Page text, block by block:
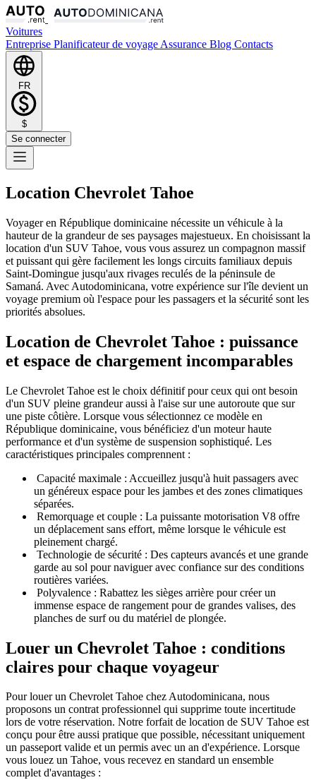
Voitures
Entreprise Planificateur de voyage Assurance Blog Contacts
FR
$
Se connecter
Location Chevrolet Tahoe
Voyager en République dominicaine nécessite un véhicule à la
hauteur de la grandeur de ses paysages majestueux. En choisissant la
location d'un SUV Tahoe, vous vous assurez un compagnon massif
et puissant qui gère facilement les longs circuits familiaux depuis
Saint-Domingue jusqu'aux rivages reculés de la péninsule de
Samaná. Avec Autodominicana, votre expérience sur l'île devient un
voyage premium où l'espace pour les passagers et la sécurité sont les
priorités absolues.
Location de Chevrolet Tahoe : puissance
et espace de chargement incomparables
Le Chevrolet Tahoe est le choix définitif pour ceux qui ont besoin
d'un SUV pleine grandeur aussi à l'aise sur une autoroute que sur
une piste côtière. Lorsque vous sélectionnez ce modèle en
République dominicaine, vous bénéficiez d'un moteur haute
performance et d'un système de suspension sophistiqué. Les
caractéristiques principales comprennent :
Capacité maximale : Accueillez jusqu'à huit passagers avec
un généreux espace pour les jambes et des zones climatiques
séparées.
Remorquage et couple : La puissante motorisation V8 offre
un déplacement sans effort, même lorsque le véhicule est
pleinement chargé.
Technologie de sécurité : Des capteurs avancés et une grande
garde au sol pour naviguer avec confiance sur des conditions
routières variées.
Polyvalence : Rabattez les sièges arrière pour créer un
immense espace de rangement pour de grandes valises, des
planches de surf ou du matériel de plongée.
Louer un Chevrolet Tahoe : conditions
claires pour chaque voyageur
Pour louer un Chevrolet Tahoe chez Autodominicana, nous
proposons un contrat professionnel qui supprime toute incertitude
lors de votre réservation. Notre forfait de location de SUV Tahoe est
conçu pour être aussi pratique que possible, nécessitant uniquement
un passeport valide et un permis avec un an d'expérience. Lorsque
vous louez un Tahoe, vous recevez en standard un ensemble
complet d'avantages :